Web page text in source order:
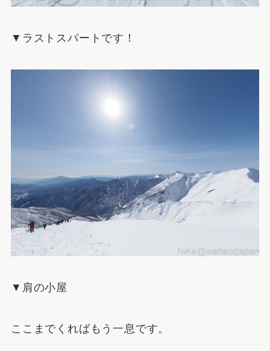
▼ラストスパートです！
▼肩の小屋
ここまでくればもう一息です。